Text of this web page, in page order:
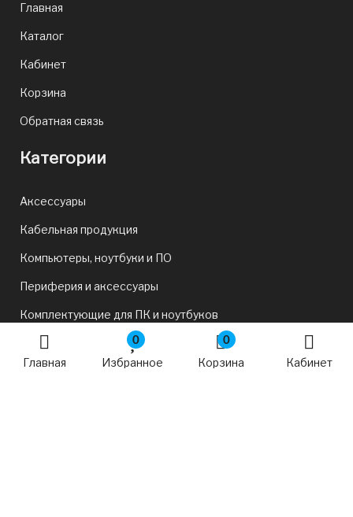
Главная
0
Избранное
0
Корзина Кабинет
Главная
Каталог
Кабинет
Корзина
Обратная связь
Категории
Аксессуары
Кабельная продукция
Компьютеры, ноутбуки и ПО
Периферия и аксессуары
Комплектующие для ПК и ноутбуков
ТВ и Развлечения